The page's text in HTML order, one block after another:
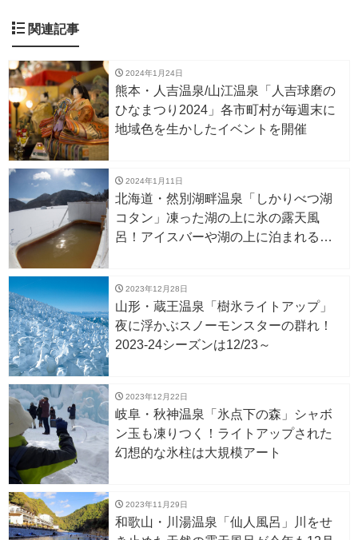
関連記事
2024年1月24日
熊本・人吉温泉/山江温泉「人吉球磨の
ひなまつり2024」各市町村が毎週末に
地域色を生かしたイベントを開催
2024年1月11日
北海道・然別湖畔温泉「しかりべつ湖
コタン」凍った湖の上に氷の露天風
呂！アイスバーや湖の上に泊まれるア
2023年12月28日
山形・蔵王温泉「樹氷ライトアップ」
夜に浮かぶスノーモンスターの群れ！
2023-24シーズンは12/23～
2023年12月22日
岐阜・秋神温泉「氷点下の森」シャボ
ン玉も凍りつく！ライトアップされた
幻想的な氷柱は大規模アート
2023年11月29日
和歌山・川湯温泉「仙人風呂」川をせ